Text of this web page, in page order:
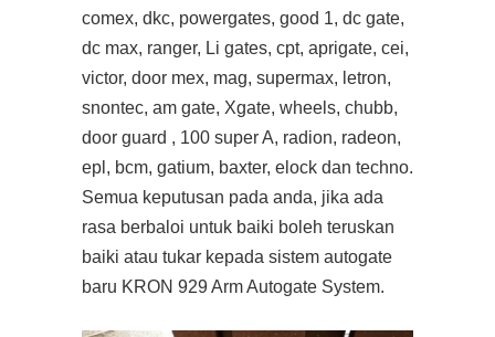
comex, dkc, powergates, good 1, dc gate,
dc max, ranger, Li gates, cpt, aprigate, cei,
victor, door mex, mag, supermax, letron,
snontec, am gate, Xgate, wheels, chubb,
door guard , 100 super A, radion, radeon,
epl, bcm, gatium, baxter, elock dan techno.
Semua keputusan pada anda, jika ada
rasa berbaloi untuk baiki boleh teruskan
baiki atau tukar kepada sistem autogate
baru KRON 929 Arm Autogate System.